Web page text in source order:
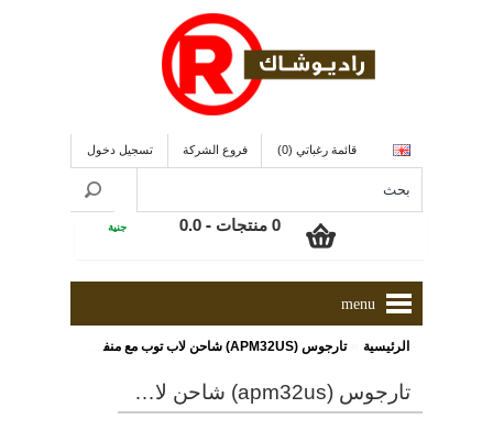
قائمة رغباتي (0) فروع الشركة تسجيل دخول
0 منتجات - 0.0 جنية
menu
الرئيسية »تارجوس (APM32US) شاحن لاب توب مع منفذ يو إس بى للشحن السريع 2.1 أمبير
تارجوس (apm32us) شاحن لاب توب مع منفذ يو إس بى للشحن السريع 2.1 أمبير